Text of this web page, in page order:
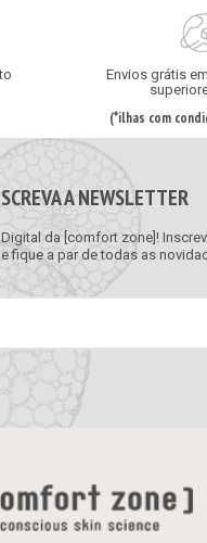
Envios grátis
(*ilhas com
A NEWSLETTER
da [comfort zone]!
fique a par de todas as